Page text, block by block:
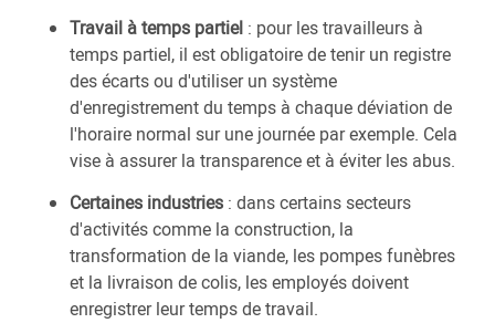
Travail à temps partiel : pour les travailleurs à
temps partiel, il est obligatoire de tenir un registre
des écarts ou d'utiliser un système
d'enregistrement du temps à chaque déviation de
l'horaire normal sur une journée par exemple. Cela
vise à assurer la transparence et à éviter les abus.
Certaines industries : dans certains secteurs
d'activités comme la construction, la
transformation de la viande, les pompes funèbres
et la livraison de colis, les employés doivent
enregistrer leur temps de travail.